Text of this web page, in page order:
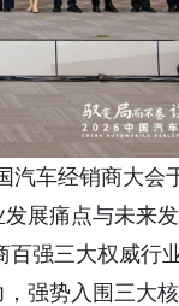
车经销商大会
展痛点与未来
强三大权威行
强势入围三大